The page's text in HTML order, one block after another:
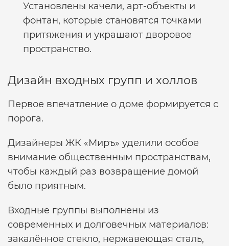
Установлены качели, арт-объекты и
фонтан, которые становятся точками
притяжения и украшают дворовое
пространство.
Дизайн входных групп и холлов
Первое впечатление о доме формируется с
порога.
Дизайнеры ЖК «Миръ» уделили особое
внимание общественным пространствам,
чтобы каждый раз возвращение домой
было приятным.
Входные группы выполнены из
современных и долговечных материалов:
закалённое стекло, нержавеющая сталь,